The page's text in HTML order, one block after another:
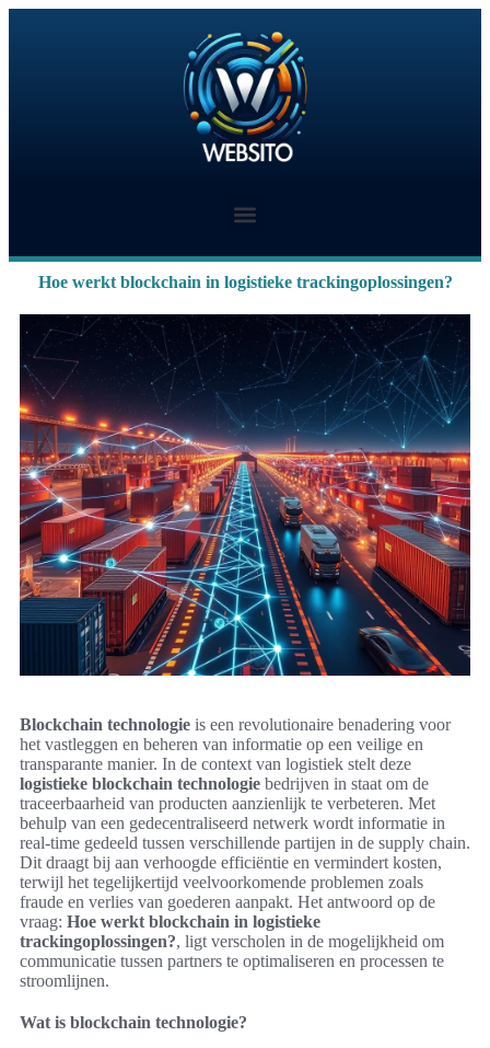
Hoe werkt blockchain in logistieke trackingoplossingen?
Blockchain technologie is een revolutionaire benadering voor
het vastleggen en beheren van informatie op een veilige en
transparante manier. In de context van logistiek stelt deze
logistieke blockchain technologie bedrijven in staat om de
traceerbaarheid van producten aanzienlijk te verbeteren. Met
behulp van een gedecentraliseerd netwerk wordt informatie in
real-time gedeeld tussen verschillende partijen in de supply chain.
Dit draagt bij aan verhoogde efficiëntie en vermindert kosten,
terwijl het tegelijkertijd veelvoorkomende problemen zoals
fraude en verlies van goederen aanpakt. Het antwoord op de
vraag: Hoe werkt blockchain in logistieke
trackingoplossingen?, ligt verscholen in de mogelijkheid om
communicatie tussen partners te optimaliseren en processen te
stroomlijnen.
Wat is blockchain technologie?